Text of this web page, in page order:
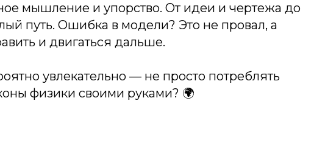
мышление и упорство. От идеи и чертежа до
путь. Ошибка в модели? Это не провал, а
и двигаться дальше.
увлекательно — не просто потреблять
физики своими руками? 🌍